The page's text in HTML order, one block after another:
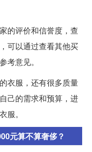
的评价和信誉度，查
可以通过查看其他买
考意见。
衣服，还有很多质量
己的需求和预算，进
服。
元算不算奢侈？